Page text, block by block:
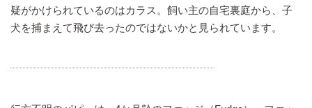
疑がかけられているのはカラス。飼い主の自宅裏庭から、子
犬を捕まえて飛び去ったのではないかと見られています。